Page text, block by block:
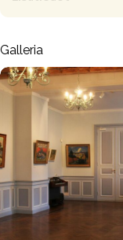
Galleria